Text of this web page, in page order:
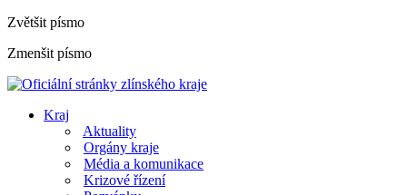
Zvětšit písmo
Zmenšit písmo
Kraj
Aktuality
Orgány kraje
Média a komunikace
Krizové řízení